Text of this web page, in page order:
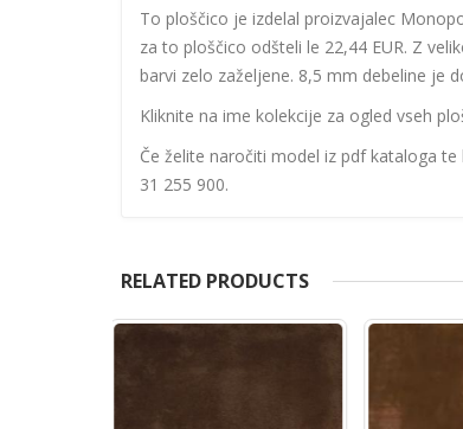
To ploščico je izdelal proizvajalec
za to ploščico odšteli le 22,44 EUR. Z
barvi zelo zaželjene. 8,5 mm debeline je
Kliknite na ime kolekcije za ogled vseh
Če želite naročiti model iz pdf kataloga
31 255 900.
RELATED PRODUCTS